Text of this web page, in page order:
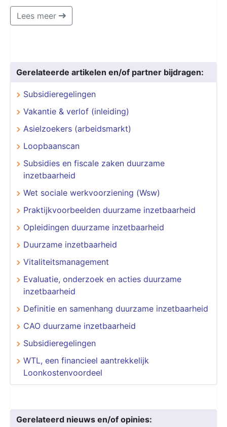
Lees meer
Gerelateerde artikelen en/of partner bijdragen:
Subsidieregelingen
Vakantie & verlof (inleiding)
Asielzoekers (arbeidsmarkt)
Loopbaanscan
Subsidies en fiscale zaken duurzame
inzetbaarheid
Wet sociale werkvoorziening (Wsw)
Praktijkvoorbeelden duurzame inzetbaarheid
Opleidingen duurzame inzetbaarheid
Duurzame inzetbaarheid
Vitaliteitsmanagement
Evaluatie, onderzoek en acties duurzame
inzetbaarheid
Definitie en samenhang duurzame inzetbaarheid
CAO duurzame inzetbaarheid
Subsidieregelingen
WTL, een financieel aantrekkelijk
Loonkostenvoordeel
Gerelateerd nieuws en/of opinies: